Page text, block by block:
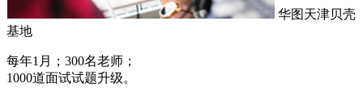
华图天津贝壳
基地
每年1月；300名老师；
1000道面试试题升级。